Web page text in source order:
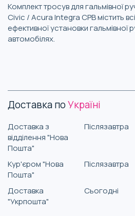
Комплект тросув для гальмівної
Civic / Acura Integra CPB містить
ефективної установки гальмівної
автомобілях.
Доставка поУкраїні
Доставка з
відділення "Нова
Пошта"
Післязавтра
Кур'єром "Нова
Пошта"
Післязавтра
Доставка
"Укрпошта"
Сьогодні